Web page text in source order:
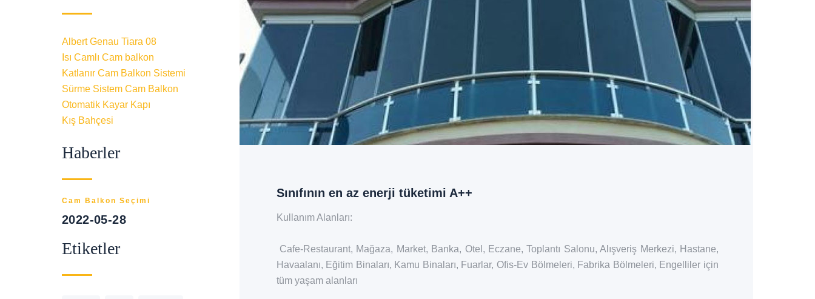
Sınıfının en az enerji tüketimi A++
Kullanım Alanları:
Cafe-Restaurant, Mağaza, Market, Banka, Otel, Eczane, Toplantı Salonu, Alışveriş Merkezi, Hastane,
Havaalanı, Eğitim Binaları, Kamu Binaları, Fuarlar, Ofis-Ev Bölmeleri, Fabrika Bölmeleri, Engelliler için
tüm yaşam alanları
Albert Genau Tiara 08
Isı Camlı Cam balkon
Katlanır Cam Balkon Sistemi
Sürme Sistem Cam Balkon
Otomatik Kayar Kapı
Kış Bahçesi
Haberler
Cam Balkon Seçimi
2022-05-28
Etiketler